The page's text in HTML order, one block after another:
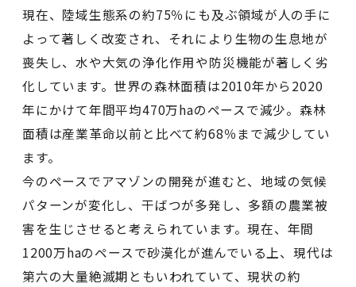
現在、陸域生態系の約75％にも及ぶ領域が人の手に
よって著しく改変され、それにより生物の生息地が
喪失し、水や大気の浄化作用や防災機能が著しく劣
化しています。世界の森林面積は2010年から2020
年にかけて年間平均470万haのペースで減少。森林
面積は産業革命以前と比べて約68％まで減少してい
ます。
今のペースでアマゾンの開発が進むと、地域の気候
パターンが変化し、干ばつが多発し、多額の農業被
害を生じさせると考えられています。現在、年間
1200万haのペースで砂漠化が進んでいる上、現代は
第六の大量絶滅期ともいわれていて、現状の約